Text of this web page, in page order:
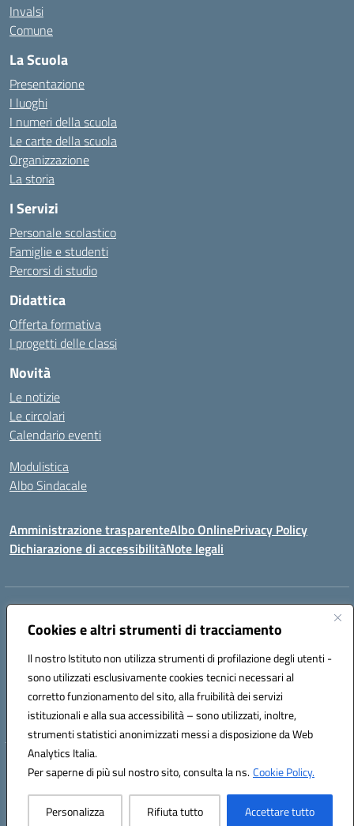
Cookies e altri strumenti di tracciamento
Il nostro Istituto non utilizza strumenti di profilazione degli utenti -
sono utilizzati esclusivamente cookies tecnici necessari al
corretto funzionamento del sito, alla fruibilità dei servizi
istituzionali e alla sua accessibilità – sono utilizzati, inoltre,
strumenti statistici anonimizzati messi a disposizione da Web
Analytics Italia.
Per saperne di più sul nostro sito, consulta la ns.Cookie Policy.
Personalizza Rifiuta tutto Accettare tutto
Invalsi
Comune
La Scuola
Presentazione
I luoghi
I numeri della scuola
Le carte della scuola
Organizzazione
La storia
I Servizi
Personale scolastico
Famiglie e studenti
Percorsi di studio
Didattica
Offerta formativa
I progetti delle classi
Novità
Le notizie
Le circolari
Calendario eventi
Modulistica
Albo Sindacale
Amministrazione trasparenteAlbo OnlinePrivacy Policy
Dichiarazione di accessibilitàNote legali
Indirizzo:
Centralino:0994722507 Email:TAIC873006@istruzione.it
Codice fiscale: 90279480736
Codice meccanografico:
TAIC873006
Codice unico di fatturazione (CUF): 488XBQ
Hosting & Powered by 3D Solution S.r.l.
Concept & Design by Designers Italia